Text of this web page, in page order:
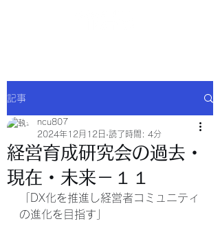
記事
経営育成研究会の過去・
現在・未来－１１
ncu807
2024年12月12日 読了時間: 4分
「DX化を推進し経営者コミュニティ
の進化を目指す」